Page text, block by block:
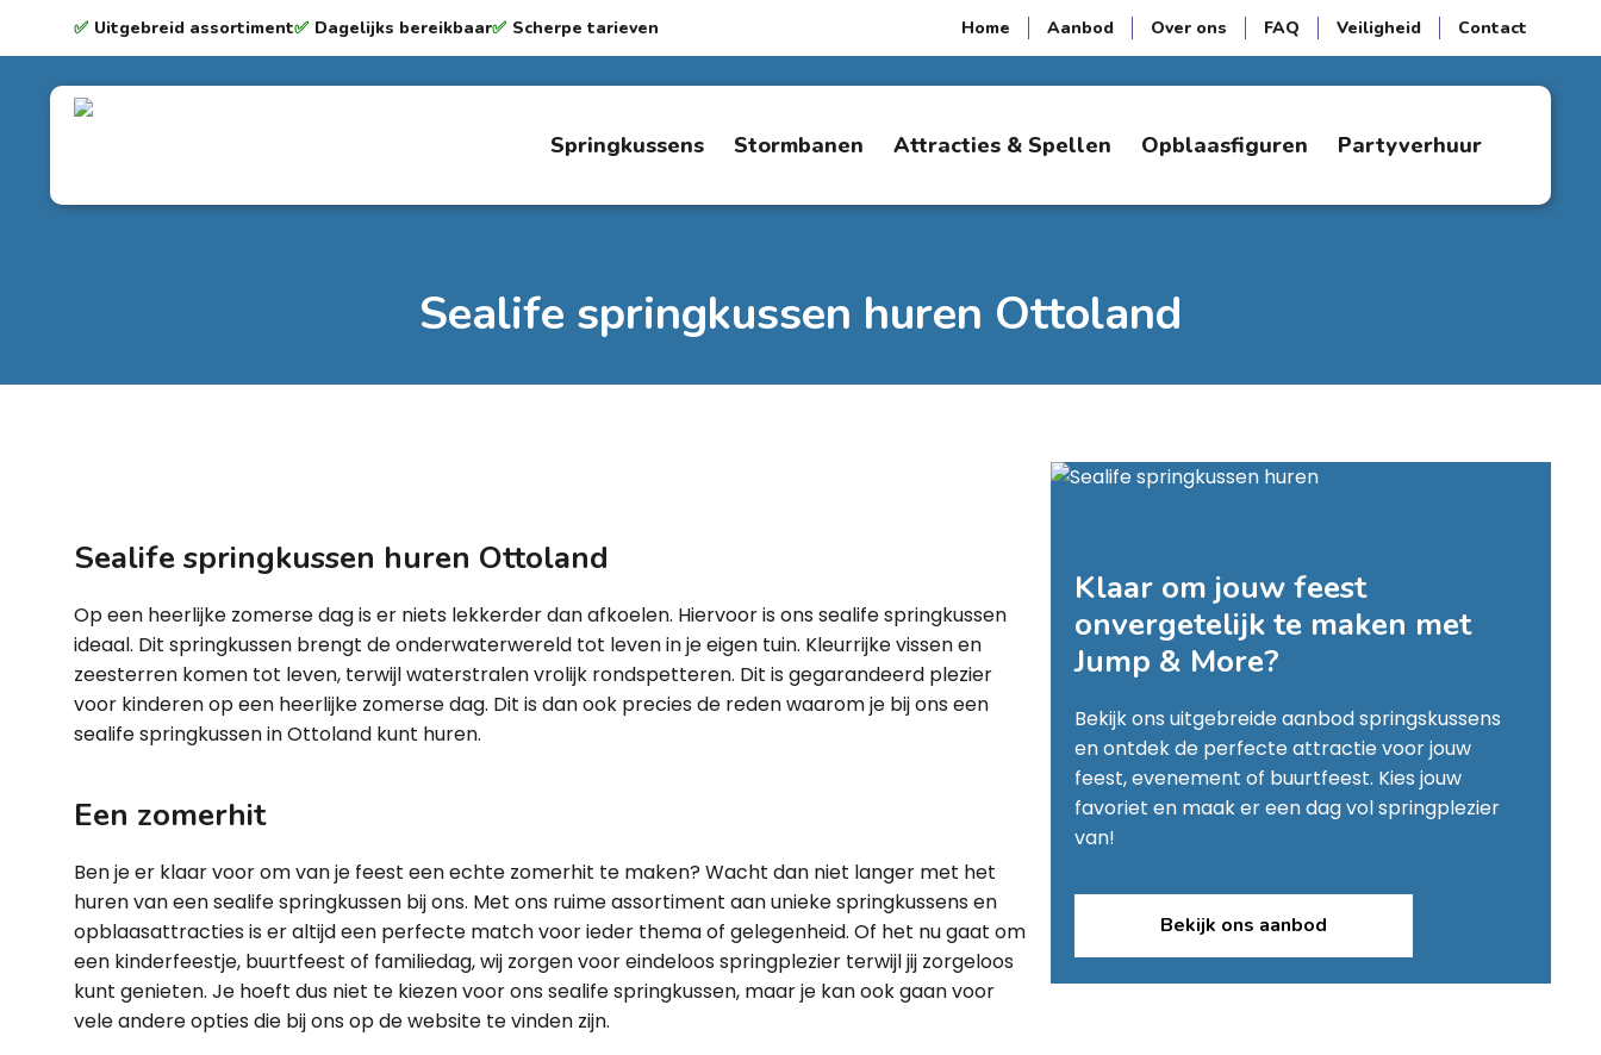
✅ Uitgebreid assortiment✅ Dagelijks bereikbaar✅ Scherpe tarieven Home Aanbod Over ons FAQ Veiligheid Contact
Springkussens Stormbanen Attracties & Spellen Opblaasfiguren Partyverhuur
Sealife springkussen huren Ottoland
Sealife springkussen huren Ottoland
Op een heerlijke zomerse dag is er niets lekkerder dan afkoelen. Hiervoor is ons sealife springkussen
ideaal. Dit springkussen brengt de onderwaterwereld tot leven in je eigen tuin. Kleurrijke vissen en
zeesterren komen tot leven, terwijl waterstralen vrolijk rondspetteren. Dit is gegarandeerd plezier
voor kinderen op een heerlijke zomerse dag. Dit is dan ook precies de reden waarom je bij ons een
sealife springkussen in Ottoland kunt huren.
Een zomerhit
Ben je er klaar voor om van je feest een echte zomerhit te maken? Wacht dan niet langer met het
huren van een sealife springkussen bij ons. Met ons ruime assortiment aan unieke springkussens en
opblaasattracties is er altijd een perfecte match voor ieder thema of gelegenheid. Of het nu gaat om
een kinderfeestje, buurtfeest of familiedag, wij zorgen voor eindeloos springplezier terwijl jij zorgeloos
kunt genieten. Je hoeft dus niet te kiezen voor ons sealife springkussen, maar je kan ook gaan voor
vele andere opties die bij ons op de website te vinden zijn.
Klaar om jouw feest
onvergetelijk te maken met
Jump & More?
Bekijk ons uitgebreide aanbod springskussens
en ontdek de perfecte attractie voor jouw
feest, evenement of buurtfeest. Kies jouw
favoriet en maak er een dag vol springplezier
van!
Bekijk ons aanbod